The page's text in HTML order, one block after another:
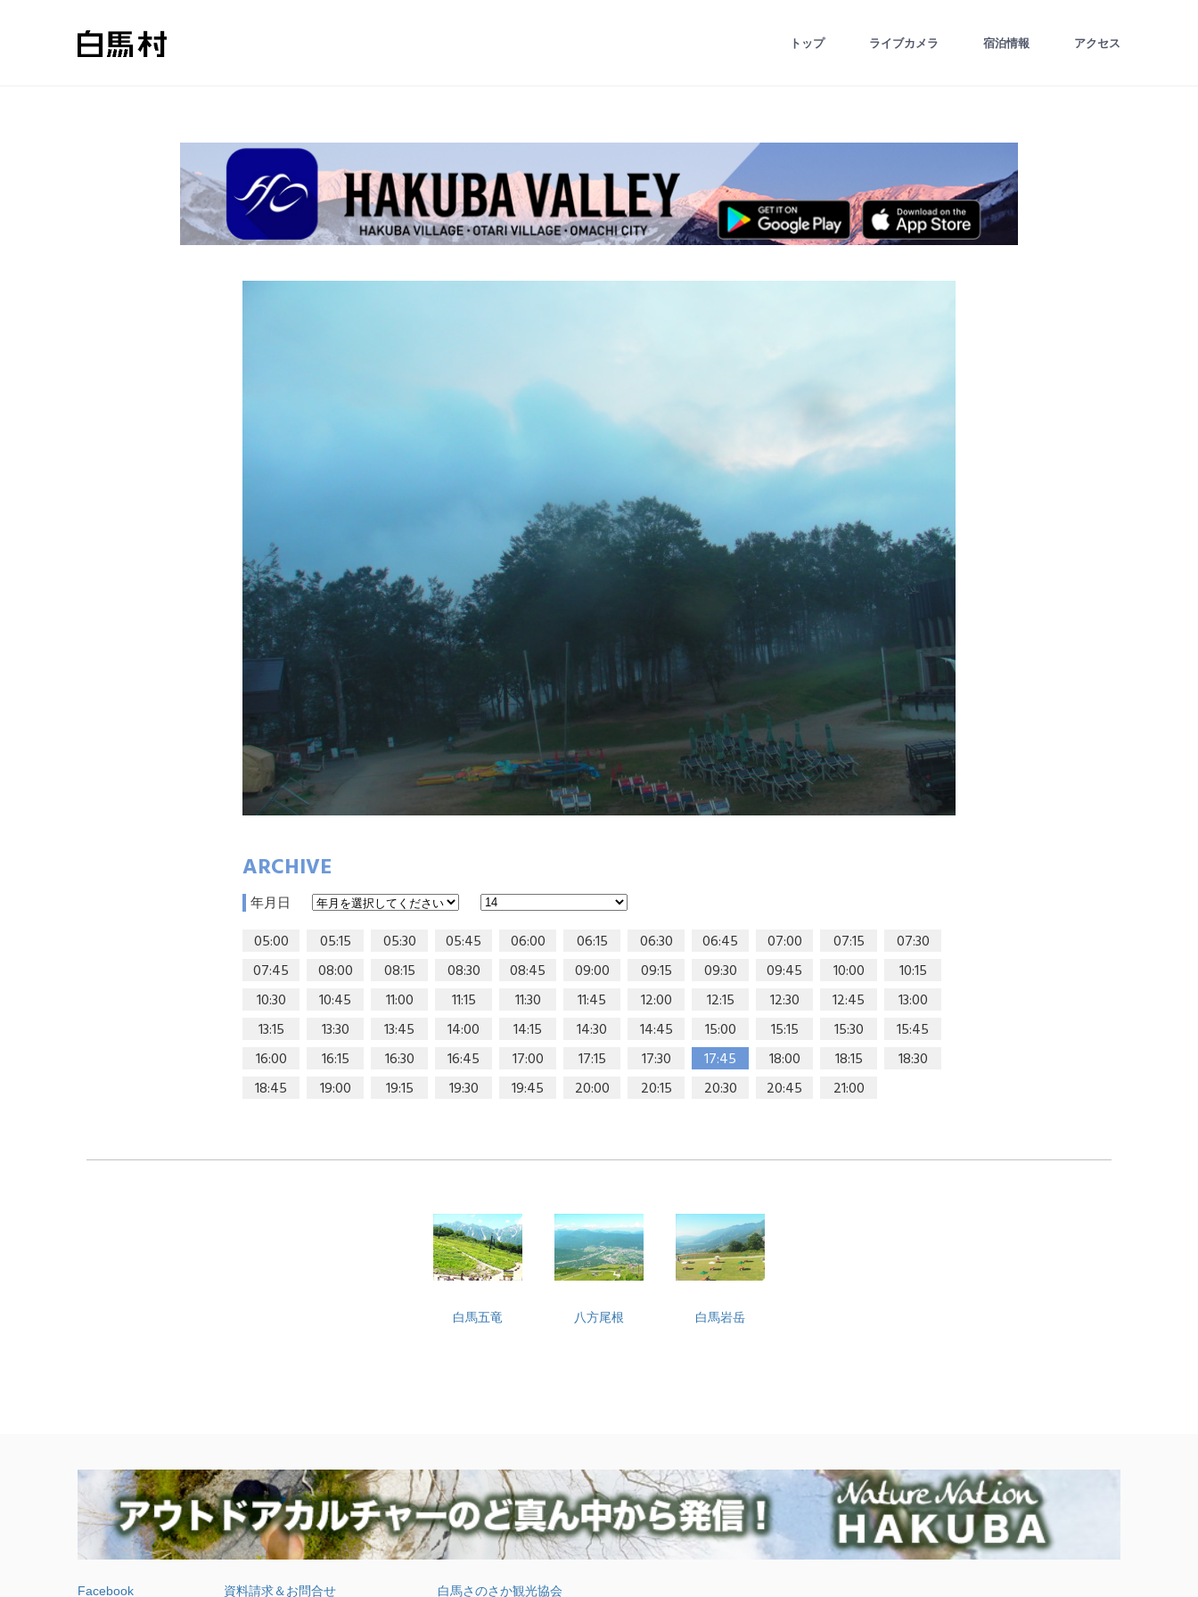
トップ ライブカメラ 宿泊情報 アクセス
ARCHIVE
年月日
05:00 05:15 05:30 05:45 06:00 06:15 06:30 06:45 07:00 07:15
07:30
07:45
08:00 08:15 08:30 08:45 09:00 09:15 09:30 09:45 10:00
10:15
10:30
10:45 11:00 11:15 11:30 11:45 12:00 12:15 12:30 12:45
13:00
13:15
13:30 13:45 14:00 14:15 14:30 14:45 15:00 15:15 15:30
15:45
16:00
16:15 16:30 16:45 17:00 17:15 17:30 17:45 18:00 18:15
18:30
18:45
19:00 19:15 19:30 19:45 20:00 20:15 20:30 20:45 21:00
白馬五竜 八方尾根 白馬岩岳